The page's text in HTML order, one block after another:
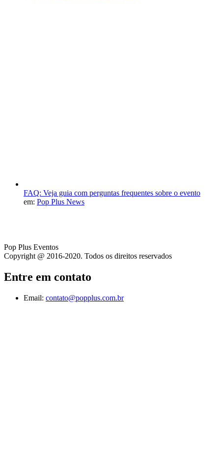
FAQ: Veja guia com perguntas frequentes sobre o evento
em: Pop Plus News
Pop Plus Eventos
Copyright @ 2016-2020. Todos os direitos reservados
Entre em contato
Email: contato@popplus.com.br